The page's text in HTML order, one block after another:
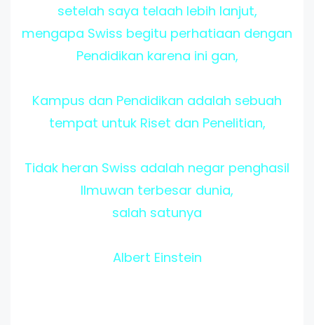
setelah saya telaah lebih lanjut,
mengapa Swiss begitu perhatiaan dengan
Pendidikan karena ini gan,
Kampus dan Pendidikan adalah sebuah
tempat untuk Riset dan Penelitian,
Tidak heran Swiss adalah negar penghasil
Ilmuwan terbesar dunia,
salah satunya
Albert Einstein